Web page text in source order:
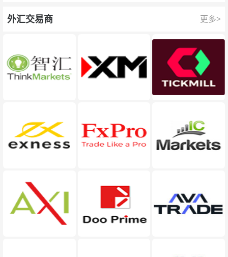
外汇交易商 更多>